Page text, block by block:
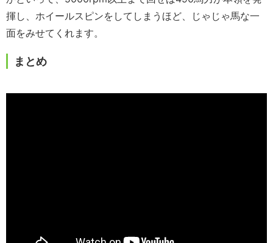
揮し、ホイールスピンをしてしまうほど、じゃじゃ馬な一
面をみせてくれます。
まとめ